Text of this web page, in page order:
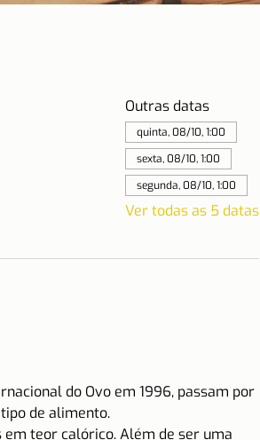
Outras datas
quinta, 08/10, 1:00
sexta, 08/10, 1:00
segunda, 08/10, 1:00
Ver todas as 5 datas
do Ovo em 1996, passam por
de alimento.
em teor calórico. Além de ser uma